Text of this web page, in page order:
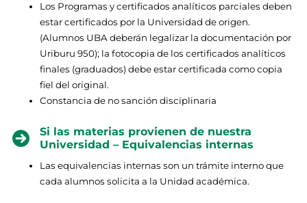
Los Programas y certificados analíticos parciales deben
estar certificados por la Universidad de origen.
(Alumnos UBA deberán legalizar la documentación por
Uriburu 950); la fotocopia de los certificados analíticos
finales (graduados) debe estar certificada como copia
fiel del original.
Constancia de no sanción disciplinaria
Si las materias provienen de nuestra
Universidad – Equivalencias internas
Las equivalencias internas son un trámite interno que
cada alumnos solicita a la Unidad académica.